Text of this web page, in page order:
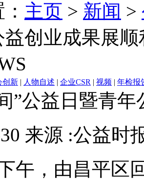
主页 > 新闻 >
益创业成果展顺
创新 | 人物自述 | 企业CSR | 视频 | 年检报
”公益日暨青
来源 :公益时
午，由昌平区